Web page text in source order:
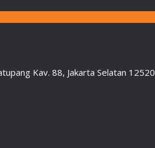
Kav. 88, Jakarta Selatan 12520